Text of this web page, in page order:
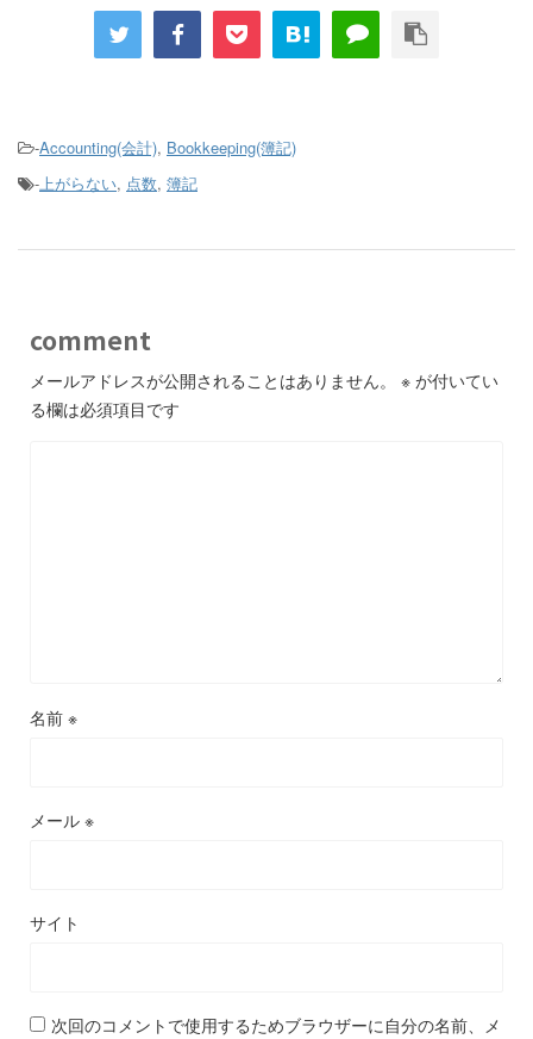
-Accounting(会計), Bookkeeping(簿記)
- 上がらない, 点数, 簿記
comment
メールアドレスが公開されることはありません。 ※ が付いてい
る欄は必須項目です
名前 ※
メール ※
サイト
次回のコメントで使用するためブラウザーに自分の名前、メ